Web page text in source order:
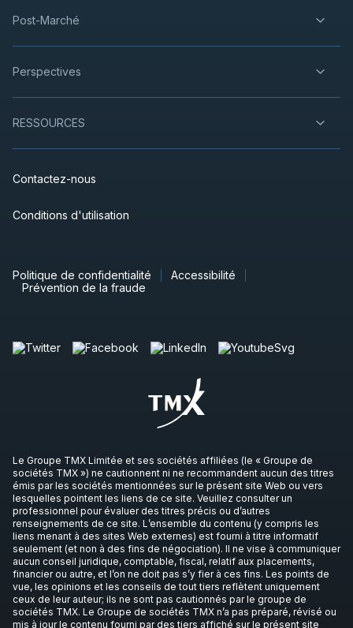
Post-Marché
Perspectives
RESSOURCES
Contactez-nous
Conditions d'utilisation
Politique de confidentialité
Accessibilité
Prévention de la fraude
Le Groupe TMX Limitée et ses sociétés affiliées (le « Groupe de
sociétés TMX ») ne cautionnent ni ne recommandent aucun des titres
émis par les sociétés mentionnées sur le présent site Web ou vers
lesquelles pointent les liens de ce site. Veuillez consulter un
professionnel pour évaluer des titres précis ou d’autres
renseignements de ce site. L’ensemble du contenu (y compris les
liens menant à des sites Web externes) est fourni à titre informatif
seulement (et non à des fins de négociation). Il ne vise à communiquer
aucun conseil juridique, comptable, fiscal, relatif aux placements,
financier ou autre, et l’on ne doit pas s’y fier à ces fins. Les points de
vue, les opinions et les conseils de tout tiers reflètent uniquement
ceux de leur auteur; ils ne sont pas cautionnés par le groupe de
sociétés TMX. Le Groupe de sociétés TMX n’a pas préparé, révisé ou
mis à jour le contenu fourni par des tiers affiché sur le présent site